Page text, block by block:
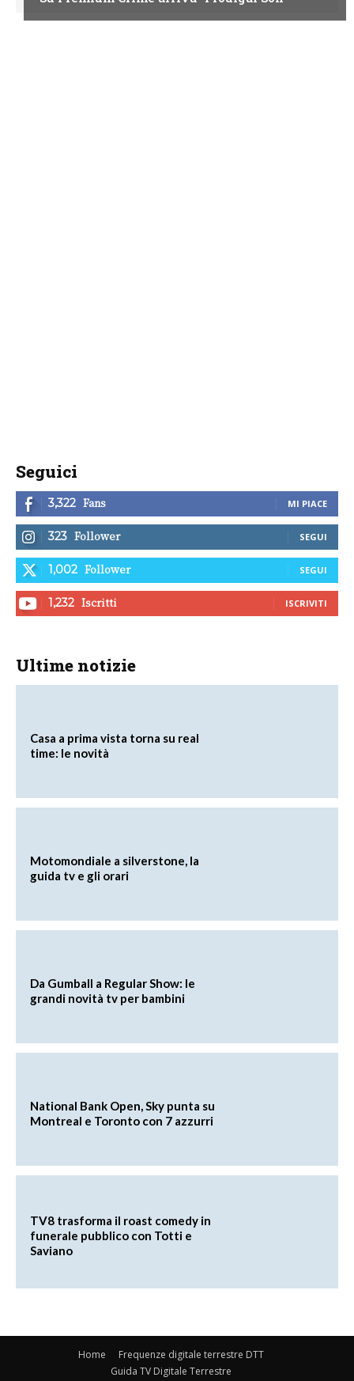
Seguici
3,322 Fans MI PIACE
323 Follower SEGUI
1,002 Follower SEGUI
1,232 Iscritti ISCRIVITI
Ultime notizie
Casa a prima vista torna su real
time: le novità
Motomondiale a silverstone, la
guida tv e gli orari
Da Gumball a Regular Show: le
grandi novità tv per bambini
National Bank Open, Sky punta su
Montreal e Toronto con 7 azzurri
TV8 trasforma il roast comedy in
funerale pubblico con Totti e
Saviano
Home
Frequenze digitale terrestre DTT
Guida TV Digitale Terrestre